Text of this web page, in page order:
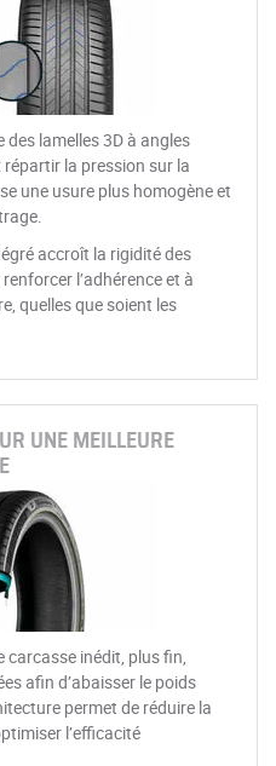
lamelles 3D à angles
la pression sur la
une usure plus homogène et
accroît la rigidité des
l’adhérence et à
quelles que soient les
UNE MEILLEURE
carcasse inédit, plus fin,
afin d’abaisser le poids
permet de réduire la
l’efficacité